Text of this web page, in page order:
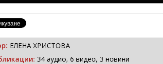
ЕЛЕНА ХРИСТОВА
34 аудио, 6 видео, 3 новини